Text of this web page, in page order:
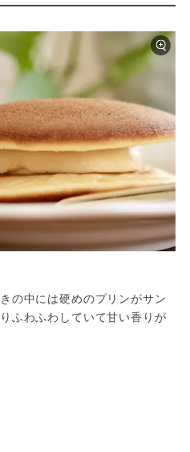
の中には硬めのプリンがサン
ふわふわしていて甘い香りが